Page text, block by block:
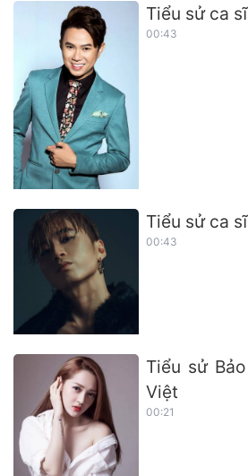
Tiểu sử ca
00:43
Tiểu sử ca
00:43
Tiểu sử
Việt
00:21